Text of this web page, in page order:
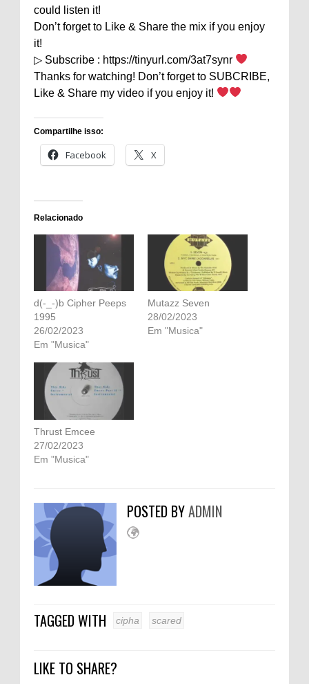
could listen it!
Don’t forget to Like & Share the mix if you enjoy
it!
▷ Subscribe : https://tinyurl.com/3at7synr
Thanks for watching! Don’t forget to SUBCRIBE,
Like & Share my video if you enjoy it!
Compartilhe isso:
Facebook X
Relacionado
d(-_-)b Cipher Peeps
1995
26/02/2023
Em "Musica"
Mutazz Seven
28/02/2023
Em "Musica"
Thrust Emcee
27/02/2023
Em "Musica"
POSTED BYADMIN
TAGGED WITH cipha scared
LIKE TO SHARE?